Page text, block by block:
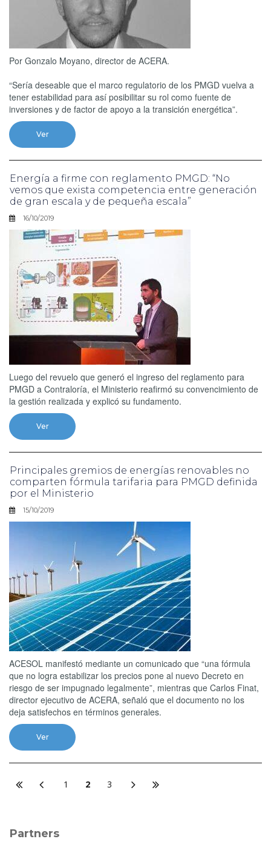
Por Gonzalo Moyano, director de ACERA.
“Sería deseable que el marco regulatorio de los PMGD vuelva a
tener estabilidad para así posibilitar su rol como fuente de
inversiones y de factor de apoyo a la transición energética”.
Ver
Energía a firme con reglamento PMGD: “No
vemos que exista competencia entre generación
de gran escala y de pequeña escala”
16/10/2019
Luego del revuelo que generó el ingreso del reglamento para
PMGD a Contraloría, el Ministerio reafirmó su convencimiento de
la gestión realizada y explicó su fundamento.
Ver
Principales gremios de energías renovables no
comparten fórmula tarifaria para PMGD definida
por el Ministerio
15/10/2019
ACESOL manifestó mediante un comunicado que “una fórmula
que no logra estabilizar los precios pone al nuevo Decreto en
riesgo de ser impugnado legalmente”, mientras que Carlos Finat,
director ejecutivo de ACERA, señaló que el documento no los
deja satisfechos en términos generales.
Ver
1 2 3
Partners